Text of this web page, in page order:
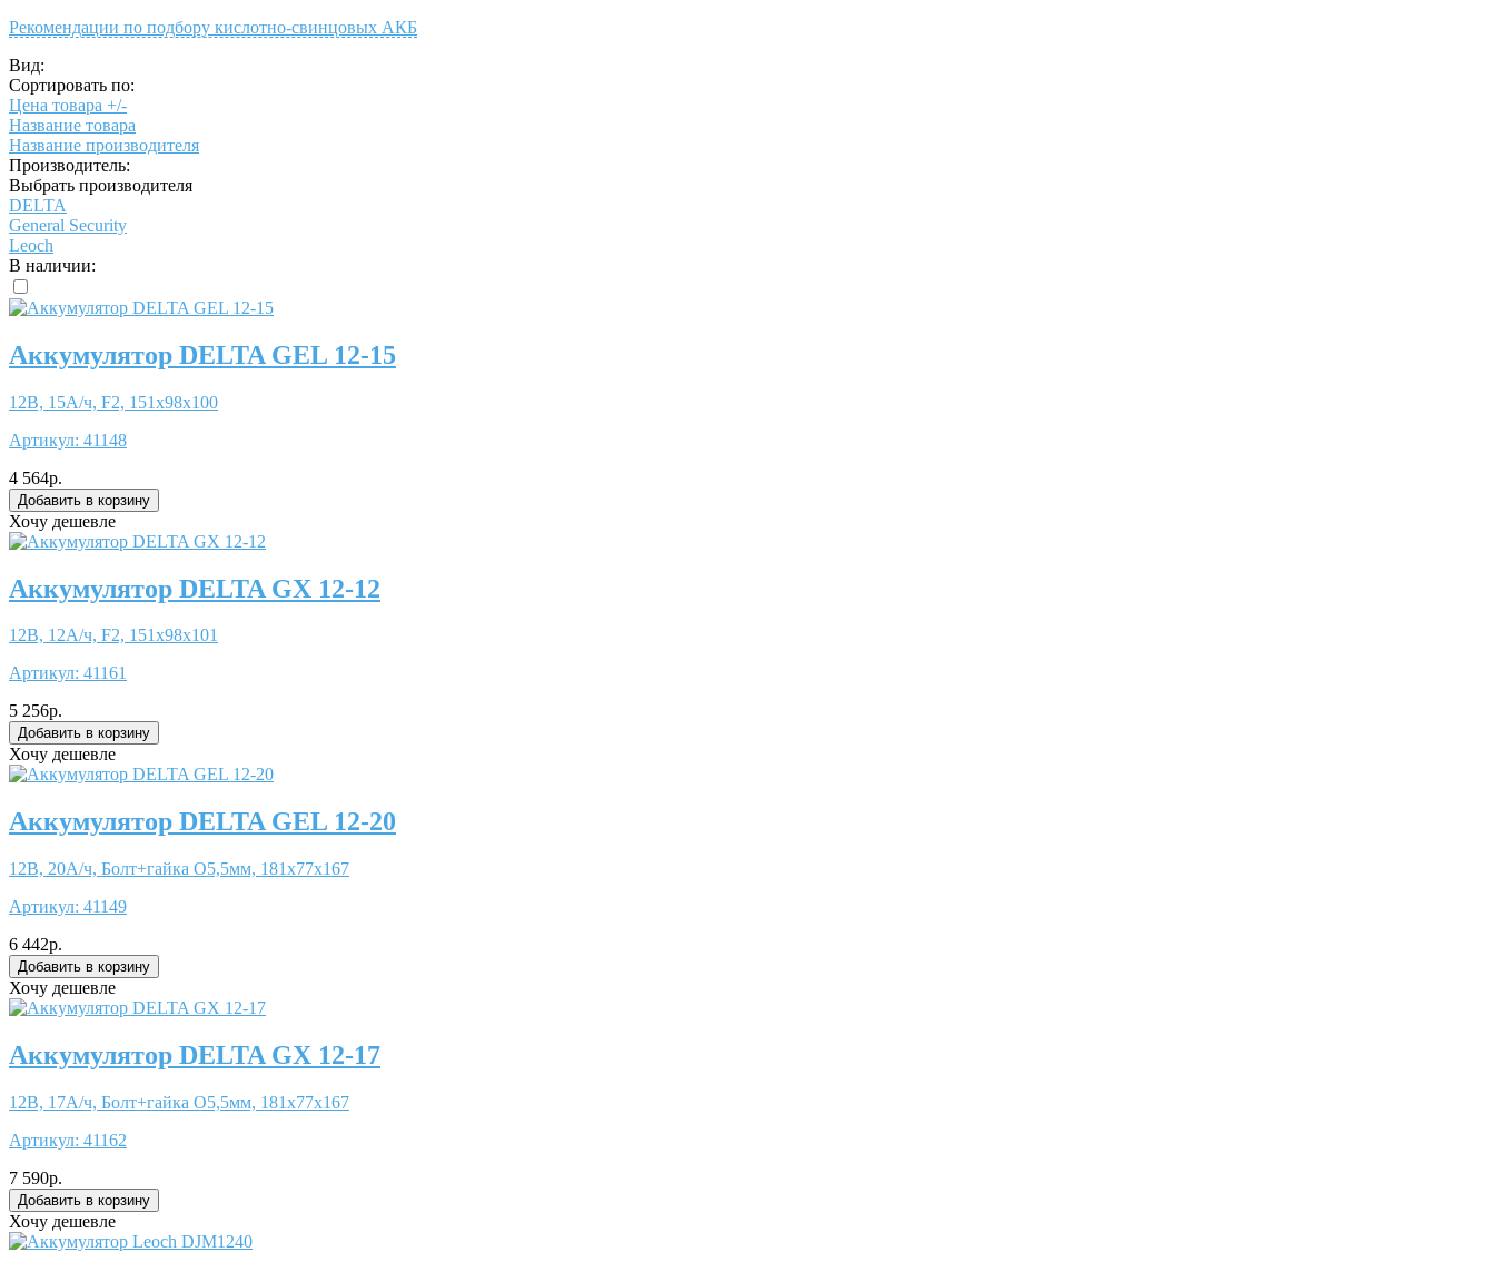
Рекомендации по подбору кислотно-свинцовых АКБ
Вид:
Сортировать по:
Цена товара +/-
Название товара
Название производителя
Производитель:
Выбрать производителя
DELTA
General Security
Leoch
В наличии:
Аккумулятор DELTA GEL 12-15
12В, 15А/ч, F2, 151x98x100
Артикул: 41148
4 564р.
Хочу дешевле
Аккумулятор DELTA GX 12-12
12В, 12А/ч, F2, 151x98x101
Артикул: 41161
5 256р.
Хочу дешевле
Аккумулятор DELTA GEL 12-20
12В, 20А/ч, Болт+гайка O5,5мм, 181x77x167
Артикул: 41149
6 442р.
Хочу дешевле
Аккумулятор DELTA GX 12-17
12В, 17А/ч, Болт+гайка O5,5мм, 181x77x167
Артикул: 41162
7 590р.
Хочу дешевле